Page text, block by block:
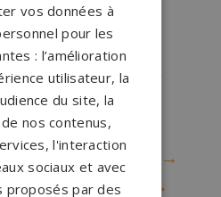
→
Pluguffan
Pont-l'Abbé
→
Quimper
Quimperlé
Saint-Guénolé
→
Saint-Renan
→
vos données à
pour les
: l’amélioration
utilisateur, la
du site, la
nos contenus,
l'interaction
sociaux et avec
proposés par des